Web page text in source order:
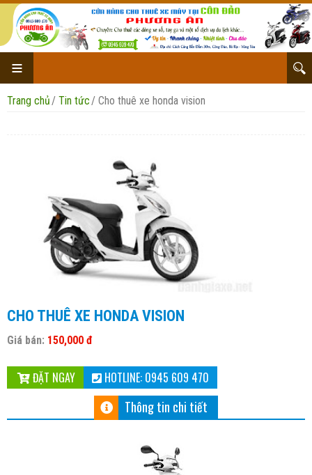
Cho thuê xe yamaha
Cho thuê xe Suzuki
Trang chủ/ Tin tức/ Cho thuê xe honda vision
CHO THUÊ XE HONDA VISION
Giá bán: 150,000 đ
ĐẶT NGAY HOTLINE: 0945 609 470
Thông tin chi tiết